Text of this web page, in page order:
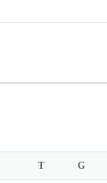
T G